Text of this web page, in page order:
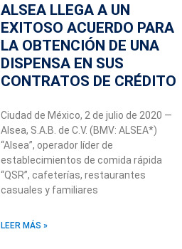
ALSEA LLEGA A UN
EXITOSO ACUERDO PARA
LA OBTENCIÓN DE UNA
DISPENSA EN SUS
CONTRATOS DE CRÉDITO
Ciudad de México, 2 de julio de 2020 —
Alsea, S.A.B. de C.V. (BMV: ALSEA*)
“Alsea”, operador líder de
establecimientos de comida rápida
“QSR”, cafeterías, restaurantes
casuales y familiares
LEER MÁS »